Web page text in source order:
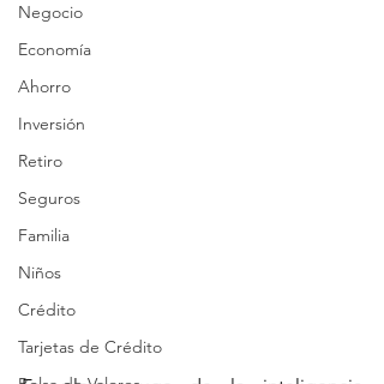
Negocio
Economía
Ahorro
Inversión
Retiro
Seguros
Familia
Niños
Crédito
Tarjetas de Crédito